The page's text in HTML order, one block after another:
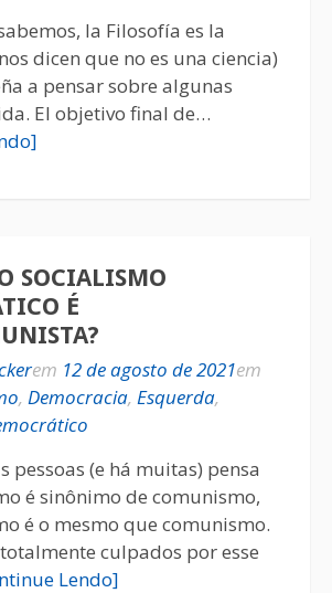
la Filosofía es la
dicen que no es una ciencia)
a pensar sobre algunas
El objetivo final de…
SOCIALISMO
É
em 12 de agosto de 2021em
, Democracia, Esquerda,
pessoas (e há muitas) pensa
é sinônimo de comunismo,
é o mesmo que comunismo.
culpados por esse
Lendo]